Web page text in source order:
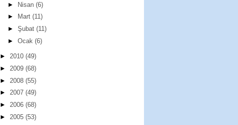
► Nisan (6)
►
Mart (11)
► Şubat (11)
► Ocak (6)
► 2010 (49)
► 2009 (68)
► 2008 (55)
► 2007 (49)
► 2006 (68)
► 2005 (53)